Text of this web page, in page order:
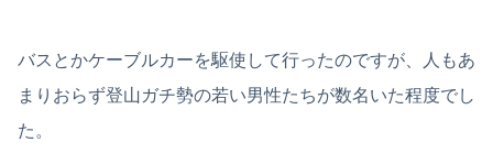
バスとかケーブルカーを駆使して行ったのですが、人もあ
まりおらず登山ガチ勢の若い男性たちが数名いた程度でし
た。